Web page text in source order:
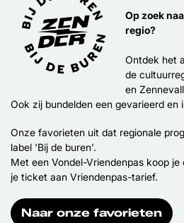
Op zoek
regio?
Ontdek het
de
en
Ook zij bundelden een gevarieerd en
Onze favorieten uit dat regionale
label 'Bij de buren'.
Met een Vondel-Vriendenpas koop
je ticket aan Vriendenpas-tarief.
Naar onze favorieten